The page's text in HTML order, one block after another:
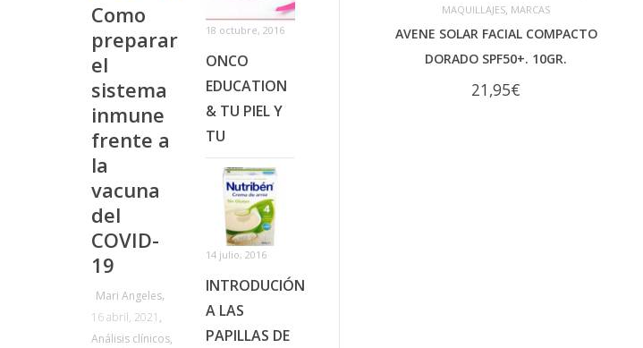
MAQUILLAJES MARCAS
AVENE SOLAR FACIAL COMPACTO
DORADO SPF50+. 10GR.
21,95€
Como
preparar
el
sistema
inmune
frente a
la
vacuna
del
COVID-
19
Mari Angeles,
16 abril, 2021 ,
Análisis clínicos,
18 octubre, 2016
ONCO
EDUCATION
& TU PIEL Y
TU
14 julio, 2016
INTRODUCIÓN
A LAS
PAPILLAS DE